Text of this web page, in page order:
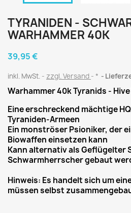
TYRANIDEN -
WARHAMMER 40K
39,95 €
inkl. MwSt. zzgl. Versand *
Warhammer 40k Tyranids -
Eine erschreckend mächtige
Tyraniden-Armeen
Ein monströser Psioniker, der
Biowaffen einsetzen kann
Kann alternativ als Geflügelter
Schwarmherrscher gebaut
Hinweis: Es handelt sich um
müssen selbst